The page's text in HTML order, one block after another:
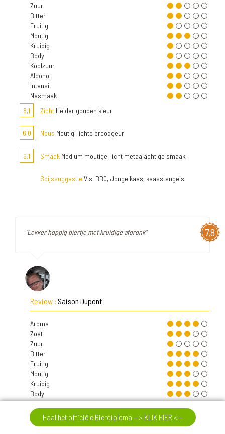
Zuur
Bitter
Fruitig
Moutig
Kruidig
Body
Koolzuur
Alcohol
Intensit.
Nasmaak
8,1
Zicht Helder gouden kleur
6,0 Neus Moutig, lichte broodgeur
6,1 Smaak Medium moutige, licht metaalachtige smaak
Spijssuggestie Vis. BBQ, Jonge kaas, kaasstengels
7,8
"Lekker hoppig biertje met kruidige afdronk"
Review : Saison Dupont
Aroma
Zoet
Zuur
Bitter
Fruitig
Moutig
Kruidig
Body
Koolzuur
Alcohol
Intensit.
Haal het officiële Bierdiploma --> KLIK HIER <--